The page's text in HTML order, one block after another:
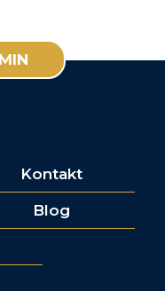
Kontakt
Blog